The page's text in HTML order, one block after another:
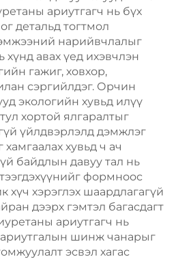
ариутгагч нь бүх
детальд тогтмол
нарийвчлалыг
хүнд авах үед ихэвчлэн
гажиг, ховхор,
сэргийлдэг. Орчин
экологийн хувьд илүү
хортой ялгаралтыг
үйлдвэрлэлд дэмжлэг
хувьд ч ач
байдлын давуу тал нь
формноос
хүч хэрэглэх шаардлагагүй
дээрх гэмтэл багасдагт
ариутгагч нь
шинж чанарыг
эсвэл хагас